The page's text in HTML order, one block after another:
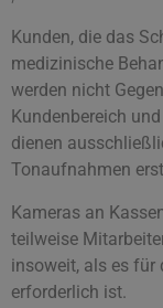
Kunden, die das
medizinische
werden nicht
Kundenbereich
dienen
Tonaufnahmen
Kameras an
teilweise
insoweit, als es für
erforderlich ist.